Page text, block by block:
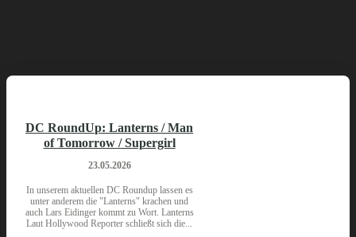
DC RoundUp: Lanterns / Man
of Tomorrow / Supergirl
23.05.2026
In unserem aktuellen DC Roundup lassen es
unter anderem die "Lanterns" krachen und
auch Lars Eidinger kommt zu Wort. Lanterns
Laut Hollywood Reporter schließt sich die...